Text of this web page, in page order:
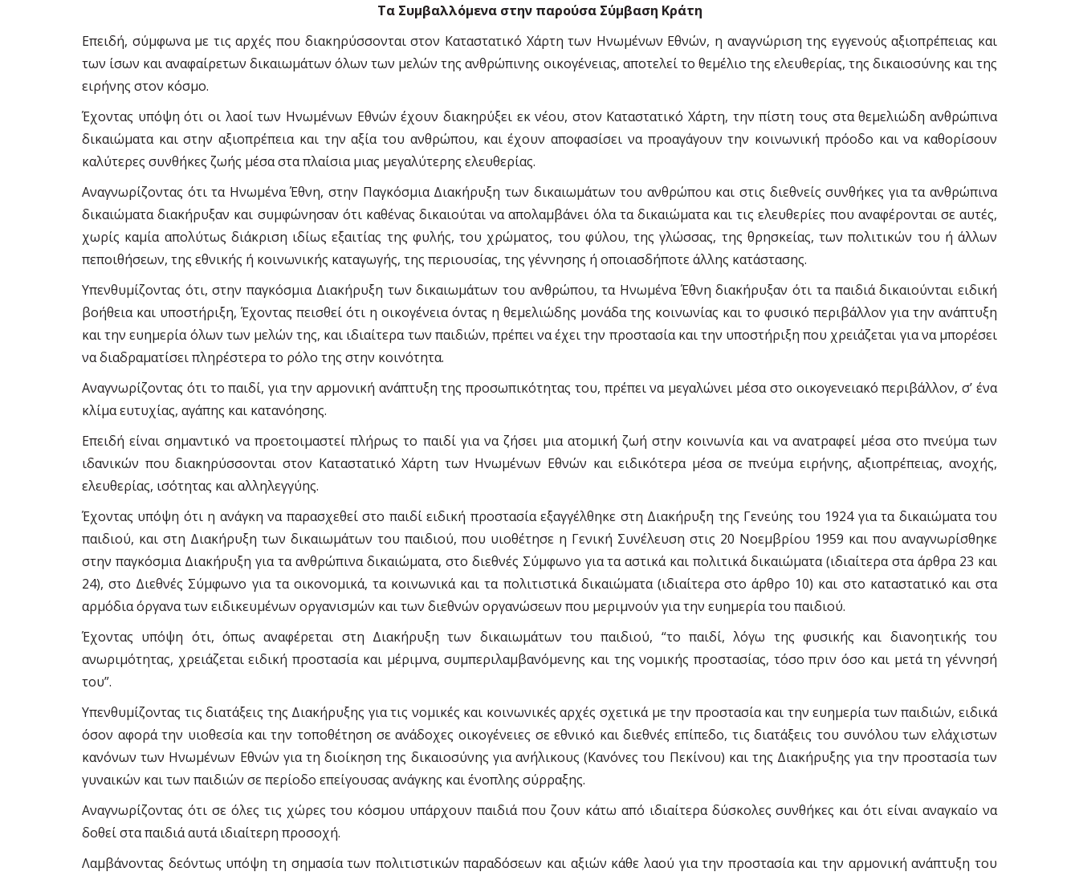
Τα Συµβαλλόµενα στην παρούσα Σύµβαση Κράτη
Επειδή, σύµφωνα µε τις αρχές που διακηρύσσονται στον Καταστατικό Χάρτη των Ηνωµένων Εθνών, η αναγνώριση της εγγενούς αξιοπρέπειας και
των ίσων και αναφαίρετων δικαιωµάτων όλων των µελών της ανθρώπινης οικογένειας, αποτελεί το θεµέλιο της ελευθερίας, της δικαιοσύνης και της
ειρήνης στον κόσµο.
Έχοντας υπόψη ότι οι λαοί των Ηνωµένων Εθνών έχουν διακηρύξει εκ νέου, στον Καταστατικό Χάρτη, την πίστη τους στα θεµελιώδη ανθρώπινα
δικαιώµατα και στην αξιοπρέπεια και την αξία του ανθρώπου, και έχουν αποφασίσει να προαγάγουν την κοινωνική πρόοδο και να καθορίσουν
καλύτερες συνθήκες ζωής µέσα στα πλαίσια µιας µεγαλύτερης ελευθερίας.
Αναγνωρίζοντας ότι τα Ηνωµένα Έθνη, στην Παγκόσµια Διακήρυξη των δικαιωµάτων του ανθρώπου και στις διεθνείς συνθήκες για τα ανθρώπινα
δικαιώµατα διακήρυξαν και συµφώνησαν ότι καθένας δικαιούται να απολαµβάνει όλα τα δικαιώµατα και τις ελευθερίες που αναφέρονται σε αυτές,
χωρίς καµία απολύτως διάκριση ιδίως εξαιτίας της φυλής, του χρώµατος, του φύλου, της γλώσσας, της θρησκείας, των πολιτικών του ή άλλων
πεποιθήσεων, της εθνικής ή κοινωνικής καταγωγής, της περιουσίας, της γέννησης ή οποιασδήποτε άλλης κατάστασης.
Υπενθυµίζοντας ότι, στην παγκόσµια Διακήρυξη των δικαιωµάτων του ανθρώπου, τα Ηνωµένα Έθνη διακήρυξαν ότι τα παιδιά δικαιούνται ειδική
βοήθεια και υποστήριξη, Έχοντας πεισθεί ότι η οικογένεια όντας η θεµελιώδης µονάδα της κοινωνίας και το φυσικό περιβάλλον για την ανάπτυξη
και την ευηµερία όλων των µελών της, και ιδιαίτερα των παιδιών, πρέπει να έχει την προστασία και την υποστήριξη που χρειάζεται για να µπορέσει
να διαδραµατίσει πληρέστερα το ρόλο της στην κοινότητα.
Αναγνωρίζοντας ότι το παιδί, για την αρµονική ανάπτυξη της προσωπικότητας του, πρέπει να µεγαλώνει µέσα στο οικογενειακό περιβάλλον, σ’ ένα
κλίµα ευτυχίας, αγάπης και κατανόησης.
Επειδή είναι σηµαντικό να προετοιµαστεί πλήρως το παιδί για να ζήσει µια ατοµική ζωή στην κοινωνία και να ανατραφεί µέσα στο πνεύµα των
ιδανικών που διακηρύσσονται στον Καταστατικό Χάρτη των Ηνωµένων Εθνών και ειδικότερα µέσα σε πνεύµα ειρήνης, αξιοπρέπειας, ανοχής,
ελευθερίας, ισότητας και αλληλεγγύης.
Έχοντας υπόψη ότι η ανάγκη να παρασχεθεί στο παιδί ειδική προστασία εξαγγέλθηκε στη Διακήρυξη της Γενεύης του 1924 για τα δικαιώµατα του
παιδιού, και στη Διακήρυξη των δικαιωµάτων του παιδιού, που υιοθέτησε η Γενική Συνέλευση στις 20 Νοεµβρίου 1959 και που αναγνωρίσθηκε
στην παγκόσµια Διακήρυξη για τα ανθρώπινα δικαιώµατα, στο διεθνές Σύµφωνο για τα αστικά και πολιτικά δικαιώµατα (ιδιαίτερα στα άρθρα 23 και
24), στο Διεθνές Σύµφωνο για τα οικονοµικά, τα κοινωνικά και τα πολιτιστικά δικαιώµατα (ιδιαίτερα στο άρθρο 10) και στο καταστατικό και στα
αρµόδια όργανα των ειδικευµένων οργανισµών και των διεθνών οργανώσεων που µεριµνούν για την ευηµερία του παιδιού.
Έχοντας υπόψη ότι, όπως αναφέρεται στη Διακήρυξη των δικαιωµάτων του παιδιού, “το παιδί, λόγω της φυσικής και διανοητικής του
ανωριµότητας, χρειάζεται ειδική προστασία και µέριµνα, συµπεριλαµβανόµενης και της νοµικής προστασίας, τόσο πριν όσο και µετά τη γέννησή
του”.
Υπενθυµίζοντας τις διατάξεις της Διακήρυξης για τις νοµικές και κοινωνικές αρχές σχετικά µε την προστασία και την ευηµερία των παιδιών, ειδικά
όσον αφορά την υιοθεσία και την τοποθέτηση σε ανάδοχες οικογένειες σε εθνικό και διεθνές επίπεδο, τις διατάξεις του συνόλου των ελάχιστων
κανόνων των Ηνωµένων Εθνών για τη διοίκηση της δικαιοσύνης για ανήλικους (Κανόνες του Πεκίνου) και της Διακήρυξης για την προστασία των
γυναικών και των παιδιών σε περίοδο επείγουσας ανάγκης και ένοπλης σύρραξης.
Αναγνωρίζοντας ότι σε όλες τις χώρες του κόσµου υπάρχουν παιδιά που ζουν κάτω από ιδιαίτερα δύσκολες συνθήκες και ότι είναι αναγκαίο να
δοθεί στα παιδιά αυτά ιδιαίτερη προσοχή.
Λαµβάνοντας δεόντως υπόψη τη σηµασία των πολιτιστικών παραδόσεων και αξιών κάθε λαού για την προστασία και την αρµονική ανάπτυξη του